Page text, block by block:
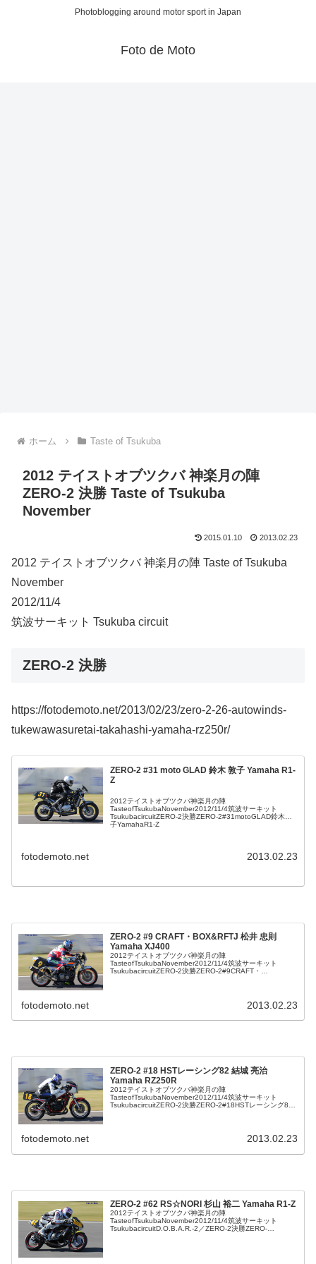
Photoblogging around motor sport in Japan
Foto de Moto
ホーム Taste of Tsukuba
2012 テイストオブツクバ 神楽月の陣
ZERO-2 決勝 Taste of Tsukuba
November
2015.01.10 2013.02.23
2012 テイストオブツクバ 神楽月の陣 Taste of Tsukuba
November
2012/11/4
筑波サーキット Tsukuba circuit
ZERO-2 決勝
https://fotodemoto.net/2013/02/23/zero-2-26-autowinds-
tukewawasuretai-takahashi-yamaha-rz250r/
ZERO-2 #31 moto GLAD 鈴木 敦子 Yamaha R1-
Z
2012テイストオブツクバ神楽月の陣
TasteofTsukubaNovember2012/11/4筑波サーキット
TsukubacircuitZERO-2決勝ZERO-2#31motoGLAD鈴木敦
子YamahaR1-Z
fotodemoto.net 2013.02.23
ZERO-2 #9 CRAFT・BOX&RFTJ 松井 忠則
Yamaha XJ400
2012テイストオブツクバ神楽月の陣
TasteofTsukubaNovember2012/11/4筑波サーキット
TsukubacircuitZERO-2決勝ZERO-2#9CRAFT・
fotodemoto.net 2013.02.23
ZERO-2 #18 HSTレーシング82 結城 亮治
Yamaha RZ250R
2012テイストオブツクバ神楽月の陣
TasteofTsukubaNovember2012/11/4筑波サーキット
TsukubacircuitZERO-2決勝ZERO-2#18HSTレーシング82
fotodemoto.net 2013.02.23
ZERO-2 #62 RS☆NORI 杉山 裕二 Yamaha R1-Z
2012テイストオブツクバ神楽月の陣
TasteofTsukubaNovember2012/11/4筑波サーキット
TsukubacircuitD.O.B.A.R.-2／ZERO-2決勝ZERO-